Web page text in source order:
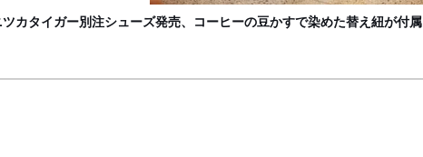
カタイガー別注シューズ発売、コーヒーの豆かすで染めた替え紐が付属